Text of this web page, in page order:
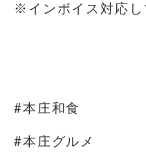
※インボイス対応し
#本庄和食
#本庄グルメ